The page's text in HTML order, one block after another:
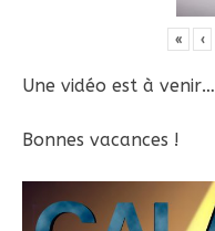
« ‹
Une vidéo est à venir…
Bonnes vacances !